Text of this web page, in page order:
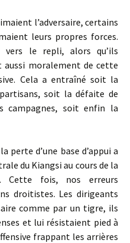
l’adversaire, certains
leurs propres forces.
vers le repli, alors qu’ils
aussi moralement de cette
Cela a entraîné soit la
soit la défaite de
campagnes, soit enfin la
perte d’une base d’appui a
du Kiangsi au cours de la
Cette fois, nos erreurs
droitistes. Les dirigeants
comme par un tigre, ils
et lui résistaient pied à
frappant les arrières